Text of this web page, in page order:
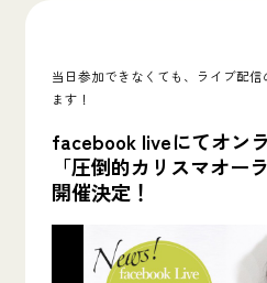
当日参加できなくても、ライブ配
ます！
facebook liveにてオン
「圧倒的カリスマオー
開催決定！